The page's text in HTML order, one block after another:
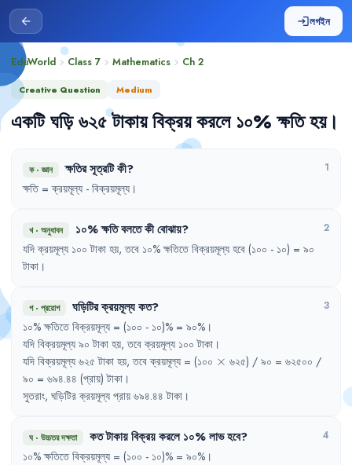
arrow_back loginলগইন
EduWorld chevron_right Class 7 chevron_right Mathematics chevron_right Ch 2
Creative Question Medium
একটি ঘড়ি ৬২৫ টাকায় বিক্রয় করলে ১০% ক্ষতি হয়।
ক·জ্ঞান ক্ষতিরসূত্রটিকী? 1
ক্ষতি = ক্রয়মূল্য - বিক্রয়মূল্য ।
খ· অনুধাবন ১০%ক্ষতিবলতেকীবোঝায়? 2
যদি ক্রয়মূল্য ১০০ টাকা হয়, তবে ১০% ক্ষতিতে বিক্রয়মূল্য হবে (১০০ - ১০) = ৯০
টাকা ।
গ· প্রয়োগ ঘড়িটিরক্রয়মূল্যকত? 3
১০% ক্ষতিতে বিক্রয়মূল্য = (১০০ - ১০)% = ৯০% ।
যদি বিক্রয়মূল্য ৯০ টাকা হয়, তবে ক্রয়মূল্য ১০০ টাকা ।
যদি বিক্রয়মূল্য ৬২৫ টাকা হয়, তবে ক্রয়মূল্য = (১০০ \times
× ৬২৫) / ৯০ = ৬২৫০০
৯০ = ৬৯৪.৪৪ (প্রায়) টাকা ।
সুতরাং, ঘড়িটির ক্রয়মূল্য প্রায় ৬৯৪.৪৪ টাকা ।
ঘ· উচ্চতর দক্ষতা কতটাকায়বিক্রয়করলে ১০%লাভহবে? 4
১০% ক্ষতিতে বিক্রয়মূল্য = (১০০ - ১০)% = ৯০% ।